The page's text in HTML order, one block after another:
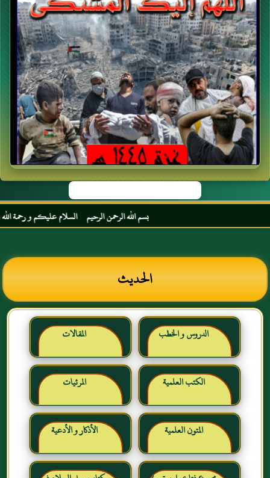
بسم الله الرحمن الرحيم السلام عليكم و رحمة الله
الحديث
الدروس و الخطب المقالات
الكتب العلمية المرئيات
المتون العلمية الأذكار و الأدعية